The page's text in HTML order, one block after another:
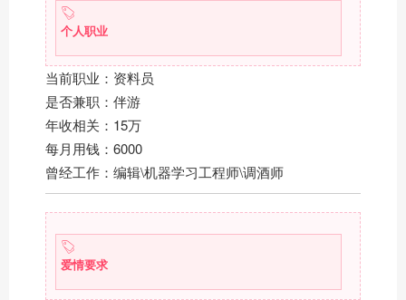
个人职业
当前职业：资料员
是否兼职：伴游
年收相关：15万
每月用钱：6000
曾经工作：编辑\机器学习工程师\调酒师
爱情要求